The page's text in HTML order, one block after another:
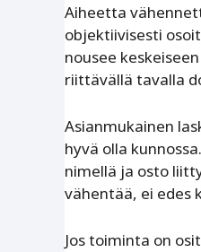
Aiheetta
objektiivisesti
nousee
riittävällä tavalla
Asianmukainen
hyvä olla
nimellä ja osto
vähentää, ei edes
Jos toiminta on